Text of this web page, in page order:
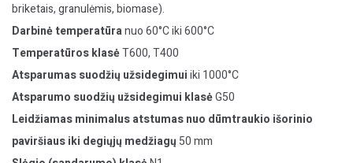
briketais, granulėmis, biomase).
Darbinė temperatūranuo 60°C iki 600°C
Temperatūros klasėT600, T400
Atsparumas suodžių užsidegimuiiki 1000°C
Atsparumo suodžių užsidegimui klasėG50
Leidžiamas minimalus atstumas nuo dūmtraukio išorinio
paviršiaus iki degiųjų medžiagų 50 mm